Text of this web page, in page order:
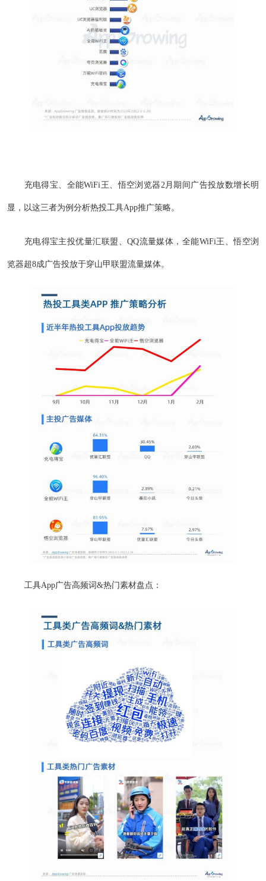
充电得宝、全能WiFi王、悟空浏览器2月期间广告投放数增长明
显，以这三者为例分析热投工具App推广策略。
充电得宝主投优量汇联盟、QQ流量媒体，全能WiFi王、悟空浏
览器超8成广告投放于穿山甲联盟流量媒体。
工具App广告高频词&热门素材盘点：